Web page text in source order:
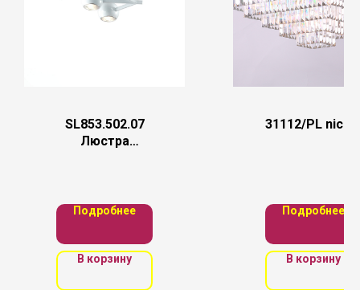
SL853.502.07
Люстра
Серебристый
Подробнее
В корзину
31112/PL
Подробнее
В корзину